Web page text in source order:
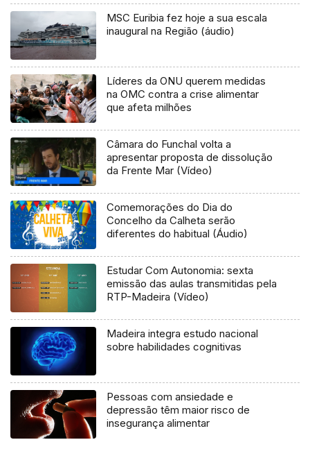
MSC Euribia fez hoje a sua escala
inaugural na Região (áudio)
Líderes da ONU querem medidas
na OMC contra a crise alimentar
que afeta milhões
Câmara do Funchal volta a
apresentar proposta de dissolução
da Frente Mar (Vídeo)
Comemorações do Dia do
Concelho da Calheta serão
diferentes do habitual (Áudio)
Estudar Com Autonomia: sexta
emissão das aulas transmitidas pela
RTP-Madeira (Vídeo)
Madeira integra estudo nacional
sobre habilidades cognitivas
Pessoas com ansiedade e
depressão têm maior risco de
insegurança alimentar